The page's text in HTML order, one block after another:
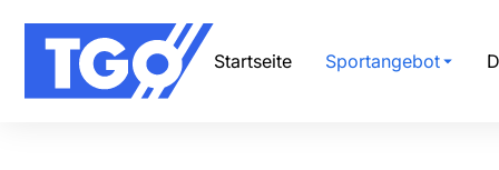
Startseite Sportangebot